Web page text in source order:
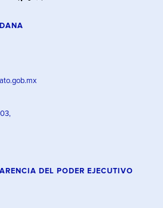
DEL PODER EJECUTIVO